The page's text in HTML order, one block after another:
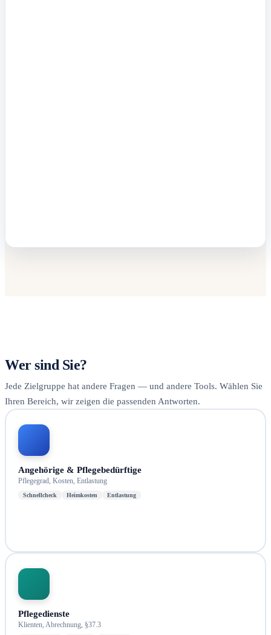
Wer sind Sie?
Jede Zielgruppe hat andere Fragen — und andere Tools. Wählen Sie
Ihren Bereich, wir zeigen die passenden Antworten.
Angehörige & Pflegebedürftige
Pflegegrad, Kosten, Entlastung
Schnellcheck Heimkosten Entlastung
Pflegedienste
Klienten, Abrechnung, §37.3